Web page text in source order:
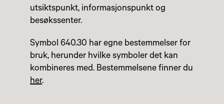
utsiktspunkt, informasjonspunkt og
besøkssenter.
Symbol 640.30 har egne bestemmelser for
bruk, herunder hvilke symboler det kan
kombineres med. Bestemmelsene finner du
her.